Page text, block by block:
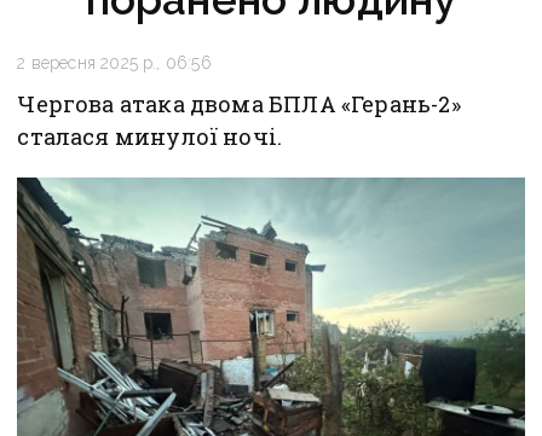
2 вересня 2025 р., 06:56
Чергова атака двома БПЛА «Герань-2»
сталася минулої ночі.